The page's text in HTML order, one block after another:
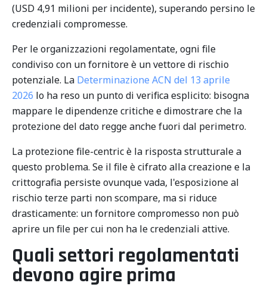
(USD 4,91 milioni per incidente), superando persino le
credenziali compromesse.
Per le organizzazioni regolamentate, ogni file
condiviso con un fornitore è un vettore di rischio
potenziale. La Determinazione ACN del 13 aprile
2026 lo ha reso un punto di verifica esplicito: bisogna
mappare le dipendenze critiche e dimostrare che la
protezione del dato regge anche fuori dal perimetro.
La protezione file-centric è la risposta strutturale a
questo problema. Se il file è cifrato alla creazione e la
crittografia persiste ovunque vada, l'esposizione al
rischio terze parti non scompare, ma si riduce
drasticamente: un fornitore compromesso non può
aprire un file per cui non ha le credenziali attive.
Quali settori regolamentati
devono agire prima